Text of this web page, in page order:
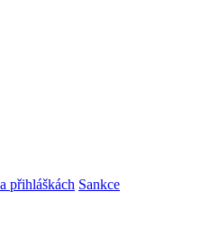
přihláškách Sankce